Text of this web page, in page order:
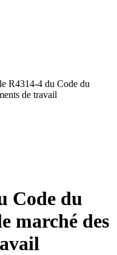
R4314-4 du Code du
de travail
Code du
marché des